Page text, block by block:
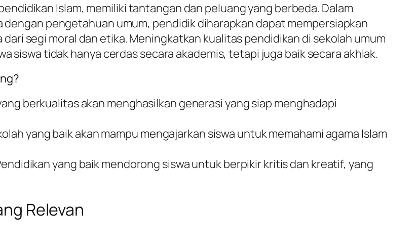
Islam, memiliki tantangan dan peluang yang berbeda. Dalam
pengetahuan umum, pendidik diharapkan dapat mempersiapkan
segi moral dan etika. Meningkatkan kualitas pendidikan di sekolah umum
siswa tidak hanya cerdas secara akademis, tetapi juga baik secara akhlak.
berkualitas akan menghasilkan generasi yang siap menghadapi
yang baik akan mampu mengajarkan siswa untuk memahami agama Islam
yang baik mendorong siswa untuk berpikir kritis dan kreatif, yang
Relevan